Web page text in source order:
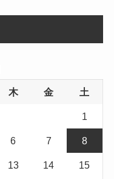
木 金 土
1
6 7 8
13 14 15